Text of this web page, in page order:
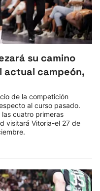
su camino
actual campeón,
de la competición
al curso pasado.
cuatro primeras
visitará Vitoria-el 27 de